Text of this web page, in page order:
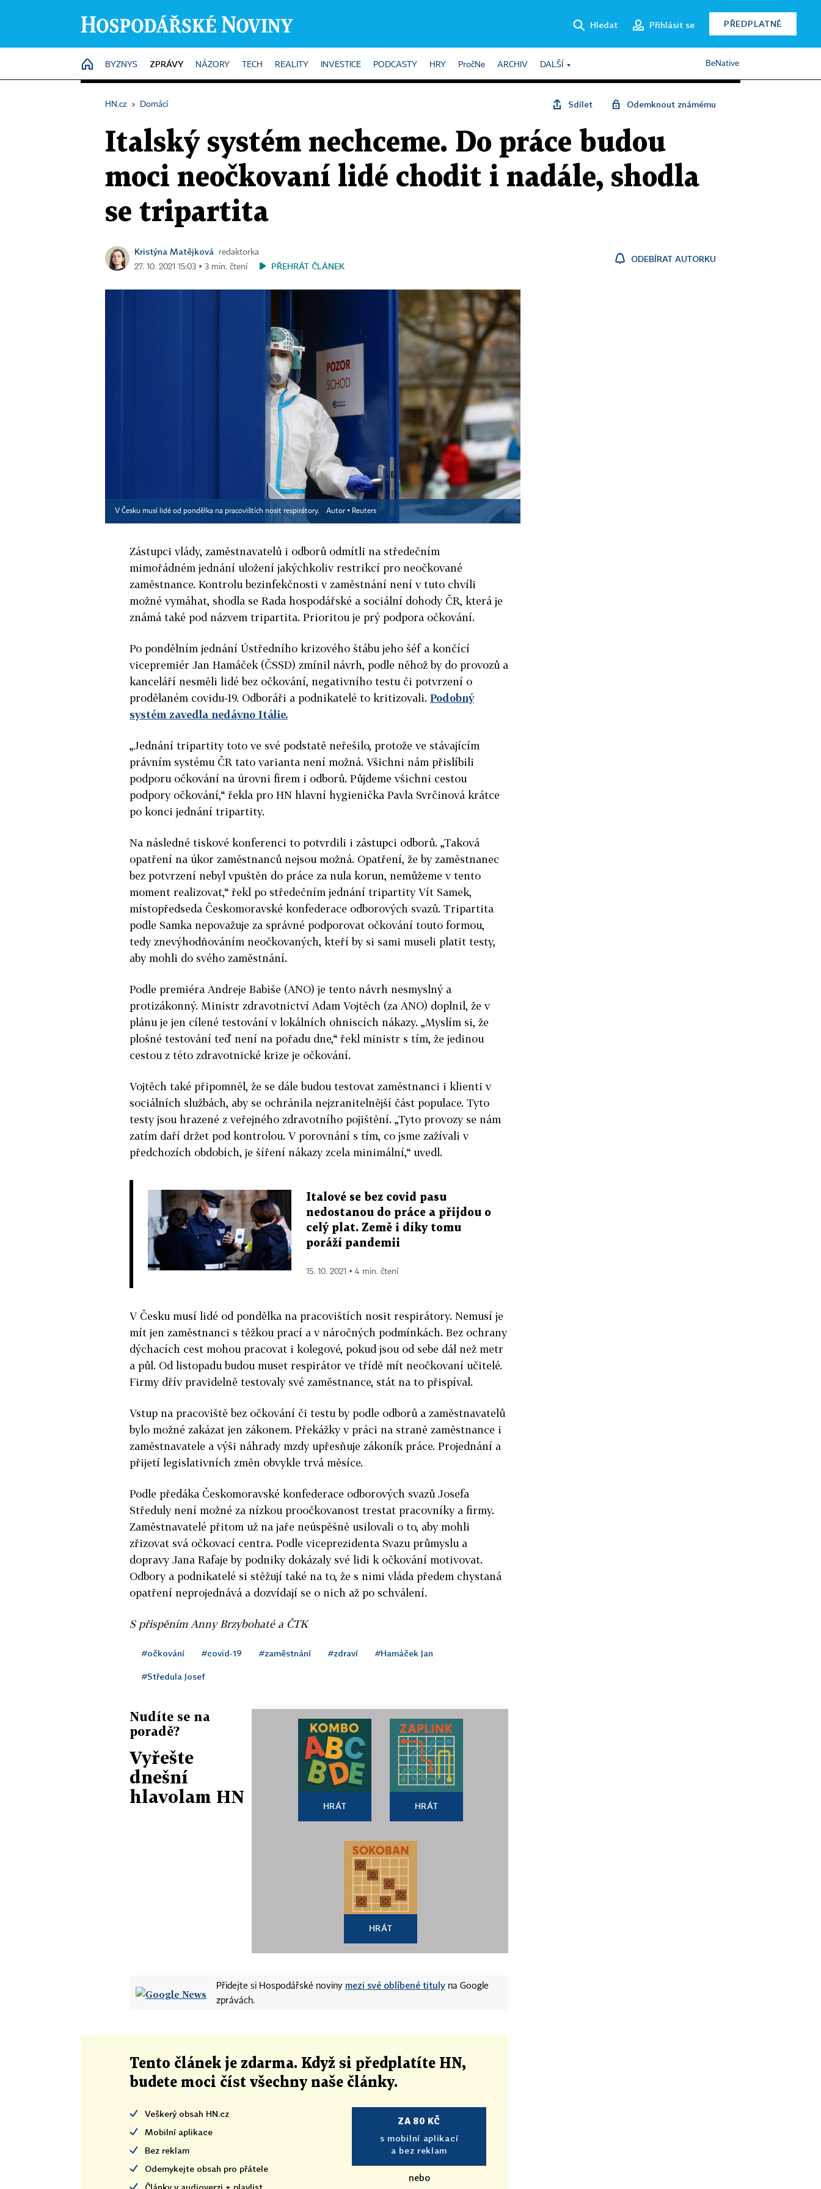
Hledat Přihlásit se PŘEDPLATNÉ
HOME
BYZNYS ZPRÁVY NÁZORY TECH REALITY INVESTICE PODCASTY HRY PročNe ARCHIV DALŠÍ BeNative
HN.cz › Domácí Sdílet Odemknout známému
Italský systém nechceme. Do práce budou
moci neočkovaní lidé chodit i nadále, shodla
se tripartita
Kristýna Matějková
redaktorka
27. 10. 2021 15:03 ▪ 3 min. čtení
PŘEHRÁT ČLÁNEK
ODEBÍRAT AUTORKU
V Česku musí lidé od pondělka na pracovištích nosit respirátory. Autor ▪ Reuters
Zástupci vlády, zaměstnavatelů i odborů odmítli na středečním
mimořádném jednání uložení jakýchkoliv restrikcí pro neočkované
zaměstnance. Kontrolu bezinfekčnosti v zaměstnání není v tuto chvíli
možné vymáhat, shodla se Rada hospodářské a sociální dohody ČR, která je
známá také pod názvem tripartita. Prioritou je prý podpora očkování.
Po pondělním jednání Ústředního krizového štábu jeho šéf a končící
vicepremiér Jan Hamáček (ČSSD) zmínil návrh, podle něhož by do provozů a
kanceláří nesměli lidé bez očkování, negativního testu či potvrzení o
prodělaném covidu-19. Odboráři a podnikatelé to kritizovali. Podobný
systém zavedla nedávno Itálie.
„Jednání tripartity toto ve své podstatě neřešilo, protože ve stávajícím
právním systému ČR tato varianta není možná. Všichni nám přislíbili
podporu očkování na úrovni firem i odborů. Půjdeme všichni cestou
podpory očkování,“ řekla pro HN hlavní hygienička Pavla Svrčinová krátce
po konci jednání tripartity.
Na následné tiskové konferenci to potvrdili i zástupci odborů. „Taková
opatření na úkor zaměstnanců nejsou možná. Opatření, že by zaměstnanec
bez potvrzení nebyl vpuštěn do práce za nula korun, nemůžeme v tento
moment realizovat,“ řekl po středečním jednání tripartity Vít Samek,
místopředseda Českomoravské konfederace odborových svazů. Tripartita
podle Samka nepovažuje za správné podporovat očkování touto formou,
tedy znevýhodňováním neočkovaných, kteří by si sami museli platit testy,
aby mohli do svého zaměstnání.
Podle premiéra Andreje Babiše (ANO) je tento návrh nesmyslný a
protizákonný. Ministr zdravotnictví Adam Vojtěch (za ANO) doplnil, že v
plánu je jen cílené testování v lokálních ohniscích nákazy. „Myslím si, že
plošné testování teď není na pořadu dne,“ řekl ministr s tím, že jedinou
cestou z této zdravotnické krize je očkování.
Vojtěch také připomněl, že se dále budou testovat zaměstnanci i klienti v
sociálních službách, aby se ochránila nejzranitelnější část populace. Tyto
testy jsou hrazené z veřejného zdravotního pojištění. „Tyto provozy se nám
zatím daří držet pod kontrolou. V porovnání s tím, co jsme zažívali v
předchozích obdobích, je šíření nákazy zcela minimální,“ uvedl.
Italové se bez covid pasu
nedostanou do práce a přijdou o
celý plat. Země i díky tomu
poráží pandemii
15. 10. 2021 ▪ 4 min. čtení
V Česku musí lidé od pondělka na pracovištích nosit respirátory. Nemusí je
mít jen zaměstnanci s těžkou prací a v náročných podmínkách. Bez ochrany
dýchacích cest mohou pracovat i kolegové, pokud jsou od sebe dál než metr
a půl. Od listopadu budou muset respirátor ve třídě mít neočkovaní učitelé.
Firmy dřív pravidelně testovaly své zaměstnance, stát na to přispíval.
Vstup na pracoviště bez očkování či testu by podle odborů a zaměstnavatelů
bylo možné zakázat jen zákonem. Překážky v práci na straně zaměstnance i
zaměstnavatele a výši náhrady mzdy upřesňuje zákoník práce. Projednání a
přijetí legislativních změn obvykle trvá měsíce.
Podle předáka Českomoravské konfederace odborových svazů Josefa
Středuly není možné za nízkou proočkovanost trestat pracovníky a firmy.
Zaměstnavatelé přitom už na jaře neúspěšně usilovali o to, aby mohli
zřizovat svá očkovací centra. Podle viceprezidenta Svazu průmyslu a
dopravy Jana Rafaje by podniky dokázaly své lidi k očkování motivovat.
Odbory a podnikatelé si stěžují také na to, že s nimi vláda předem chystaná
opatření neprojednává a dozvídají se o nich až po schválení.
S přispěním Anny Brzybohaté a ČTK
#očkování #covid-19 #zaměstnání #zdraví #Hamáček Jan
#Středula Josef
Nudíte se na
poradě?
Vyřešte
dnešní
hlavolam HN
HRÁT HRÁT
HRÁT
Přidejte si Hospodářské noviny mezi své oblíbené tituly na Google
zprávách.
Tento článek je zdarma. Když si předplatíte HN,
budete moci číst všechny naše články.
Veškerý obsah HN.cz
Mobilní aplikace
Bez reklam
Odemykejte obsah pro přátele
Články v audioverzi + playlist
ZA 80 KČ
s mobilní aplikací
a bez reklam
nebo